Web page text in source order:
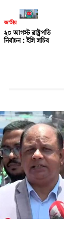
জাতীয়
২০ আগস্ট রাষ্ট্রপতি
নির্বাচন : ইসি সচিব